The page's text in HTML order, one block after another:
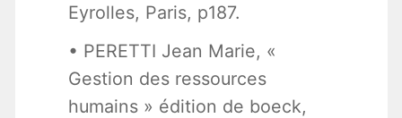
Eyrolles, Paris, p187.
• PERETTI Jean Marie, «
Gestion des ressources
humains » édition de boeck,